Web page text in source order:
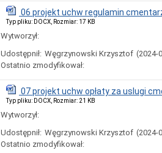
06 projekt uchw regulamin
Typ pliku: DOCX, Rozmiar: 17 KB
Wytworzył:
Udostępnił: Węgrzynowski Krzysztof (2024-
Ostatnio zmodyfikował:
07 projekt uchw opłaty za uslugi
Typ pliku: DOCX, Rozmiar: 21 KB
Wytworzył:
Udostępnił: Węgrzynowski Krzysztof (2024-
Ostatnio zmodyfikował: